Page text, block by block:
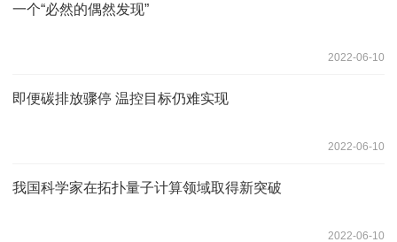
一个“必然的偶然发现”
2022-06-10
即便碳排放骤停 温控目标仍难实现
2022-06-10
我国科学家在拓扑量子计算领域取得新突破
2022-06-10